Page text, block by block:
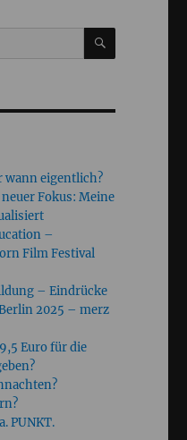
SUCHEN
wann eigentlich?
Fokus: Meine
–
Film Festival
– Eindrücke
2025 – merz
Euro für die
PUNKT.